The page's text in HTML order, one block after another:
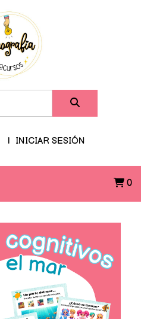
INICIAR SESIÓN
0